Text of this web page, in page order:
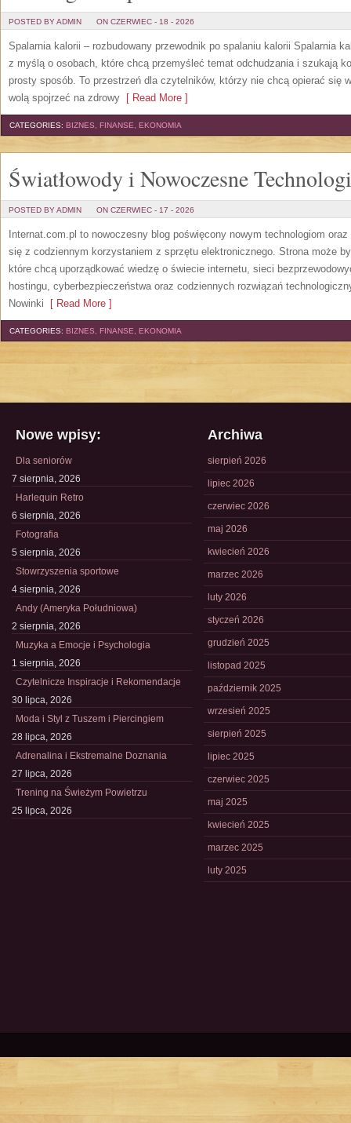
POSTED BY ADMIN ON CZERWIEC - 18 - 2026
Spalarnia kalorii – rozbudowany przewodnik po spalaniu kalorii Spalarnia
z myślą o osobach, które chcą przemyśleć temat odchudzania i szukają
prosty sposób. To przestrzeń dla czytelników, którzy nie chcą opierać się
wolą spojrzeć na zdrowy [ Read More ]
CATEGORIES: BIZNES, FINANSE, EKONOMIA
Światłowody i Nowoczesne
POSTED BY ADMIN ON CZERWIEC - 17 - 2026
Internat.com.pl to nowoczesny blog poświęcony nowym technologiom
się z codziennym korzystaniem z sprzętu elektronicznego. Strona może
które chcą uporządkować wiedzę o świecie internetu, sieci
hostingu, cyberbezpieczeństwa oraz codziennych rozwiązań
Nowinki [ Read More ]
CATEGORIES: BIZNES, FINANSE, EKONOMIA
Nowe wpisy:
Dla seniorów
7 sierpnia, 2026
Harlequin Retro
6 sierpnia, 2026
Fotografia
5 sierpnia, 2026
Stowrzyszenia sportowe
4 sierpnia, 2026
Andy (Ameryka Południowa)
2 sierpnia, 2026
Muzyka a Emocje i Psychologia
1 sierpnia, 2026
Czytelnicze Inspiracje i Rekomendacje
30 lipca, 2026
Moda i Styl z Tuszem i Piercingiem
28 lipca, 2026
Adrenalina i Ekstremalne Doznania
27 lipca, 2026
Trening na Świeżym Powietrzu
25 lipca, 2026
Archiwa
sierpień 2026
lipiec 2026
czerwiec 2026
maj 2026
kwiecień 2026
marzec 2026
luty 2026
styczeń 2026
grudzień 2025
listopad 2025
październik 2025
wrzesień 2025
sierpień 2025
lipiec 2025
czerwiec 2025
maj 2025
kwiecień 2025
marzec 2025
luty 2025